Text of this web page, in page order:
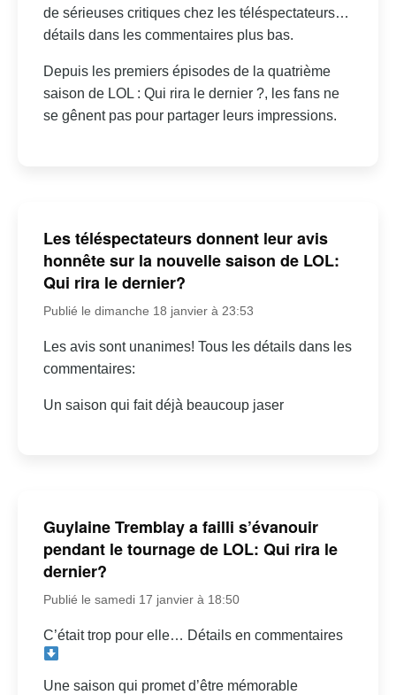
de sérieuses critiques chez les téléspectateurs…
détails dans les commentaires plus bas.
Depuis les premiers épisodes de la quatrième
saison de LOL : Qui rira le dernier ?, les fans ne
se gênent pas pour partager leurs impressions.
Les téléspectateurs donnent leur avis
honnête sur la nouvelle saison de LOL:
Qui rira le dernier?
Publié le dimanche 18 janvier à 23:53
Les avis sont unanimes! Tous les détails dans les
commentaires:
Un saison qui fait déjà beaucoup jaser
Guylaine Tremblay a failli s’évanouir
pendant le tournage de LOL: Qui rira le
dernier?
Publié le samedi 17 janvier à 18:50
C’était trop pour elle… Détails en commentaires
Une saison qui promet d’être mémorable